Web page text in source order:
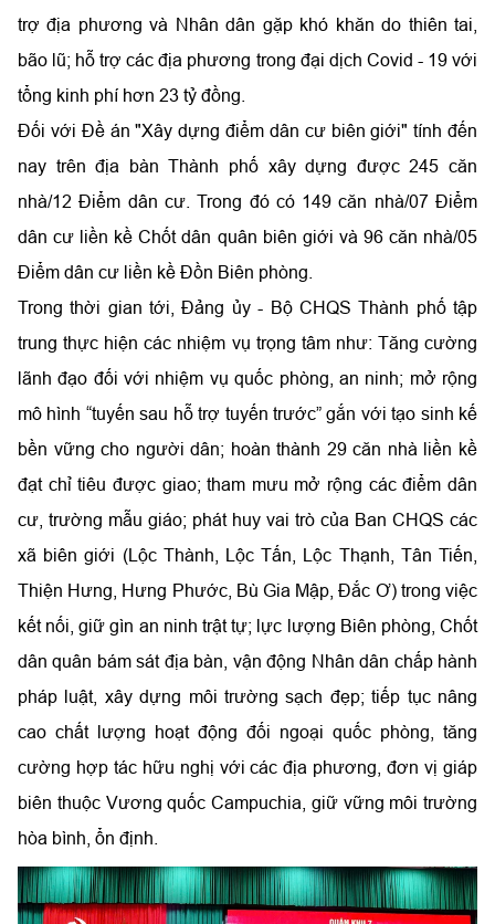
trợ địa phương và Nhân dân gặp khó khăn do thiên tai,
bão lũ; hỗ trợ các địa phương trong đại dịch Covid - 19 với
tổng kinh phí hơn 23 tỷ đồng.
Đối với Đề án "Xây dựng điểm dân cư biên giới" tính đến
nay trên địa bàn Thành phố xây dựng được 245 căn
nhà/12 Điểm dân cư. Trong đó có 149 căn nhà/07 Điểm
dân cư liền kề Chốt dân quân biên giới và 96 căn nhà/05
Điểm dân cư liền kề Đồn Biên phòng.
Trong thời gian tới, Đảng ủy - Bộ CHQS Thành phố tập
trung thực hiện các nhiệm vụ trọng tâm như: Tăng cường
lãnh đạo đối với nhiệm vụ quốc phòng, an ninh; mở rộng
mô hình “tuyến sau hỗ trợ tuyến trước” gắn với tạo sinh kế
bền vững cho người dân; hoàn thành 29 căn nhà liền kề
đạt chỉ tiêu được giao; tham mưu mở rộng các điểm dân
cư, trường mẫu giáo; phát huy vai trò của Ban CHQS các
xã biên giới (Lộc Thành, Lộc Tấn, Lộc Thạnh, Tân Tiến,
Thiện Hưng, Hưng Phước, Bù Gia Mập, Đắc Ơ) trong việc
kết nối, giữ gìn an ninh trật tự; lực lượng Biên phòng, Chốt
dân quân bám sát địa bàn, vận động Nhân dân chấp hành
pháp luật, xây dựng môi trường sạch đẹp; tiếp tục nâng
cao chất lượng hoạt động đối ngoại quốc phòng, tăng
cường hợp tác hữu nghị với các địa phương, đơn vị giáp
biên thuộc Vương quốc Campuchia, giữ vững môi trường
hòa bình, ổn định.